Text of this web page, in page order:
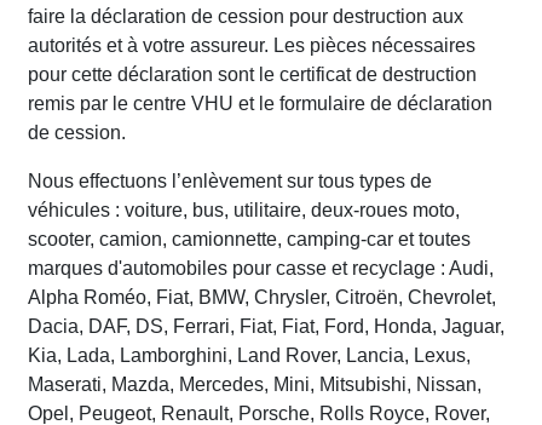
faire la déclaration de cession pour destruction aux
autorités et à votre assureur. Les pièces nécessaires
pour cette déclaration sont le certificat de destruction
remis par le centre VHU et le formulaire de déclaration
de cession.
Nous effectuons l’enlèvement sur tous types de
véhicules : voiture, bus, utilitaire, deux-roues moto,
scooter, camion, camionnette, camping-car et toutes
marques d'automobiles pour casse et recyclage : Audi,
Alpha Roméo, Fiat, BMW, Chrysler, Citroën, Chevrolet,
Dacia, DAF, DS, Ferrari, Fiat, Fiat, Ford, Honda, Jaguar,
Kia, Lada, Lamborghini, Land Rover, Lancia, Lexus,
Maserati, Mazda, Mercedes, Mini, Mitsubishi, Nissan,
Opel, Peugeot, Renault, Porsche, Rolls Royce, Rover,